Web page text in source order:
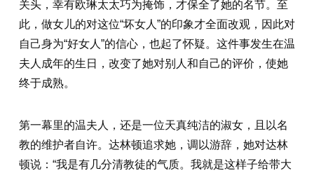
关头，幸有欧琳太太巧为掩饰，才保全了她的名节。至
此，做女儿的对这位“坏女人”的印象才全面改观，因此对
自己身为“好女人”的信心，也起了怀疑。这件事发生在温
夫人成年的生日，改变了她对别人和自己的评价，使她
终于成熟。
第一幕里的温夫人，还是一位天真纯洁的淑女，且以名
教的维护者自许。达林顿追求她，调以游辞，她对达林
顿说：“我是有几分清教徒的气质。我就是这样子给带大